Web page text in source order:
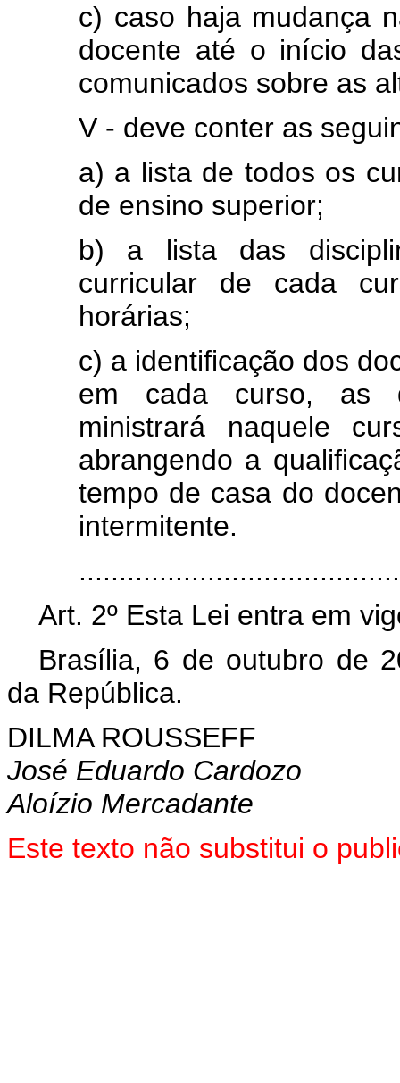
c) caso haja mudança
docente até o início
comunicados sobre as
V - deve conter as
a) a lista de todos os
de ensino superior;
b) a lista das
curricular de cada
horárias;
c) a identificação dos
em cada curso, as
ministrará naquele
abrangendo a
tempo de casa do
intermitente.
Art. 2º Esta Lei entra em
Brasília, 6 de outubro de
da República.
DILMA ROUSSEFF
José Eduardo Cardozo
Aloízio Mercadante
Este texto não substitui o